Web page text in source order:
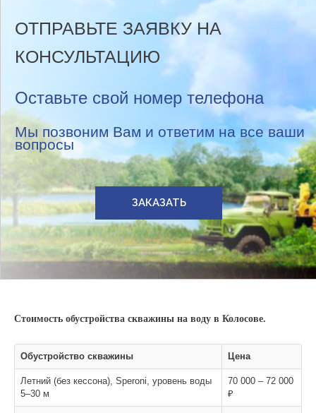
ОТПРАВЬТЕ ЗАЯВКУ НА
КОНСУЛЬТАЦИЮ
Оставьте свой номер телефона
Мы позвоним Вам и ответим на все ваши
вопросы
ЗАКАЗАТЬ
Стоимость обустройства скважины на воду в Колосове.
Обустройство скважины Цена
Летний (без кессона), Speroni, уровень воды
5–30 м
70 000 – 72 000
₽